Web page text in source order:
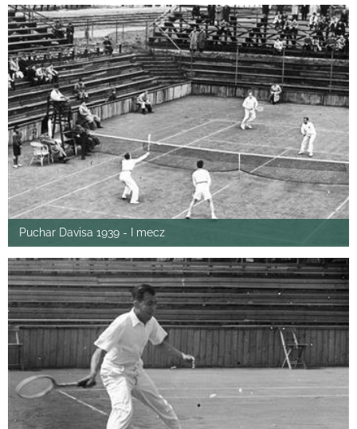
Puchar Davisa 1939 - I mecz